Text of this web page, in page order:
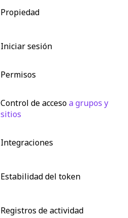
Propiedad
Iniciar sesión
Permisos
Control de accesoa grupos y
sitios
Integraciones
Estabilidad del token
Registros de actividad